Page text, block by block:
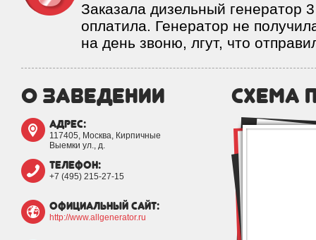
Заказала дизельный генератор
оплатила. Генератор не
на день звоню, лгут, что
о заведении
адрес:
117405, Москва, Кирпичные
Выемки ул., д.
телефон:
+7 (495) 215-27-15
официальный сайт:
http://www.allgenerator.ru
схема